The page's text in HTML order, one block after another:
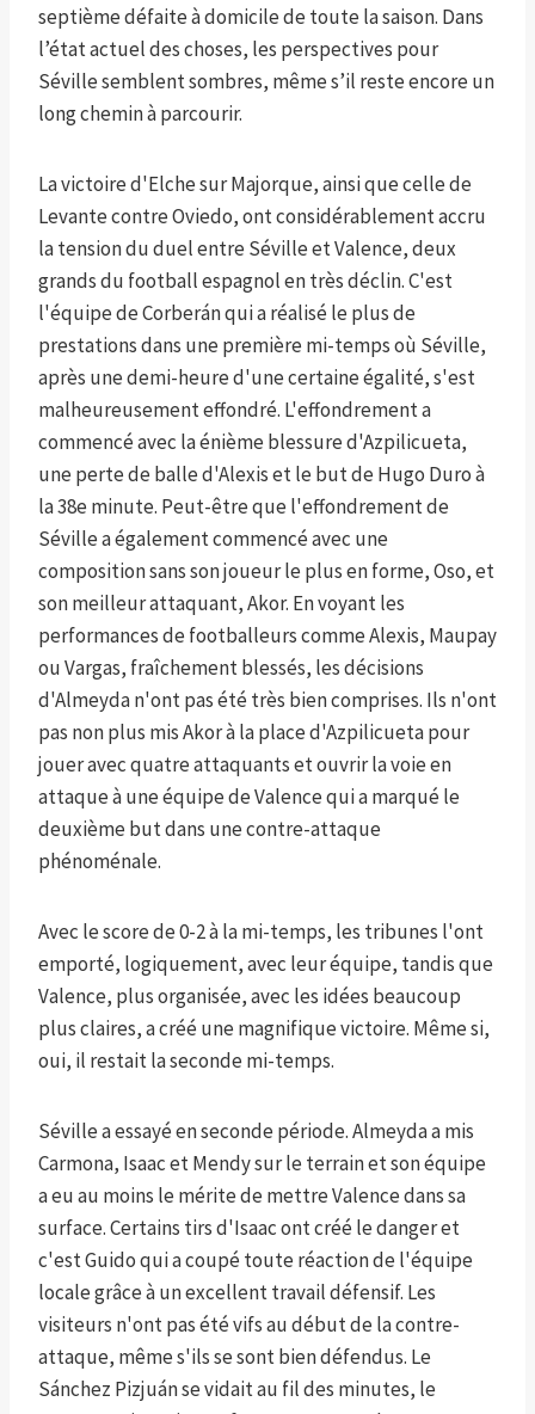
septième défaite à domicile de toute la saison. Dans
l’état actuel des choses, les perspectives pour
Séville semblent sombres, même s’il reste encore un
long chemin à parcourir.
La victoire d'Elche sur Majorque, ainsi que celle de
Levante contre Oviedo, ont considérablement accru
la tension du duel entre Séville et Valence, deux
grands du football espagnol en très déclin. C'est
l'équipe de Corberán qui a réalisé le plus de
prestations dans une première mi-temps où Séville,
après une demi-heure d'une certaine égalité, s'est
malheureusement effondré. L'effondrement a
commencé avec la énième blessure d'Azpilicueta,
une perte de balle d'Alexis et le but de Hugo Duro à
la 38e minute. Peut-être que l'effondrement de
Séville a également commencé avec une
composition sans son joueur le plus en forme, Oso, et
son meilleur attaquant, Akor. En voyant les
performances de footballeurs comme Alexis, Maupay
ou Vargas, fraîchement blessés, les décisions
d'Almeyda n'ont pas été très bien comprises. Ils n'ont
pas non plus mis Akor à la place d'Azpilicueta pour
jouer avec quatre attaquants et ouvrir la voie en
attaque à une équipe de Valence qui a marqué le
deuxième but dans une contre-attaque
phénoménale.
Avec le score de 0-2 à la mi-temps, les tribunes l'ont
emporté, logiquement, avec leur équipe, tandis que
Valence, plus organisée, avec les idées beaucoup
plus claires, a créé une magnifique victoire. Même si,
oui, il restait la seconde mi-temps.
Séville a essayé en seconde période. Almeyda a mis
Carmona, Isaac et Mendy sur le terrain et son équipe
a eu au moins le mérite de mettre Valence dans sa
surface. Certains tirs d'Isaac ont créé le danger et
c'est Guido qui a coupé toute réaction de l'équipe
locale grâce à un excellent travail défensif. Les
visiteurs n'ont pas été vifs au début de la contre-
attaque, même s'ils se sont bien défendus. Le
Sánchez Pizjuán se vidait au fil des minutes, le